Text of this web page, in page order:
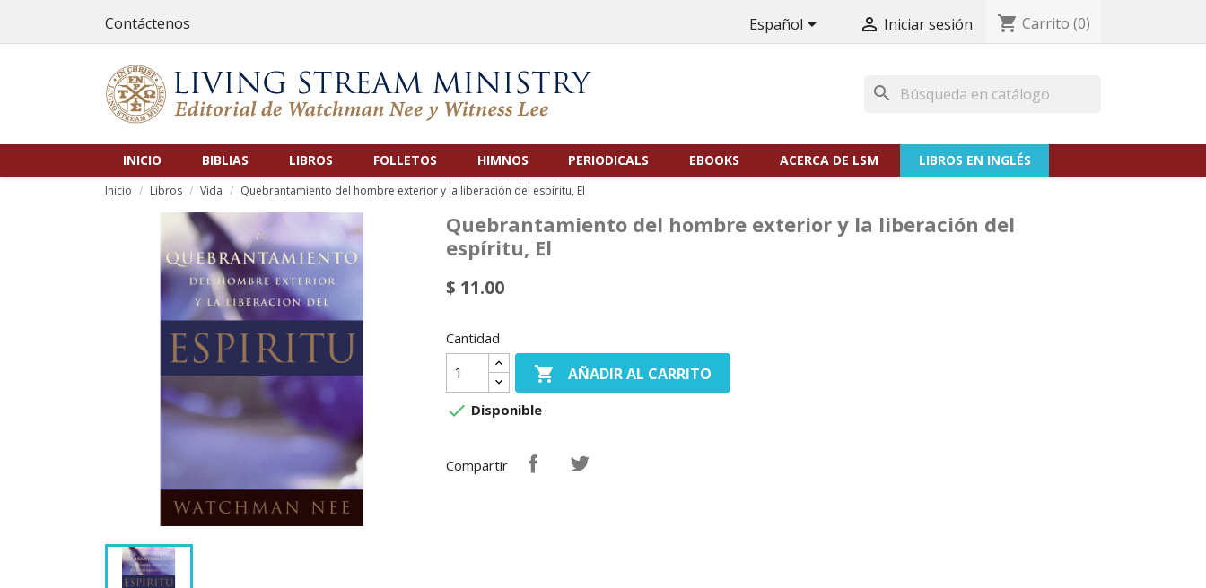
Contáctenos Español  Iniciar sesión shopping_cart Carrito (0)
search
INICIO BIBLIAS LIBROS FOLLETOS HIMNOS PERIODICALS EBOOKS ACERCA DE LSM LIBROS EN INGLÉS
Inicio Libros Vida Quebrantamiento del hombre exterior y la liberación del espíritu, El
Quebrantamiento del hombre exterior y la liberación del
espíritu, El
$ 11.00
Cantidad
 AÑADIR AL CARRITO
 Disponible
Compartir